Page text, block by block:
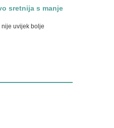
sretnija s manje
nije uvijek bolje